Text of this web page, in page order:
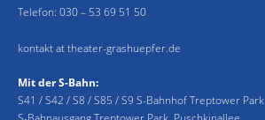
Telefon: 030 – 53 69 51 50
kontakt at theater-grashuepfer.de
Mit der S-Bahn:
S41 / S42 / S8 / S85 / S9 S-Bahnhof Treptower Park
S-Bahnausgang Treptower Park, Puschkinallee.